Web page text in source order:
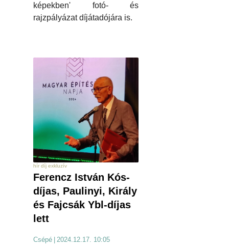
képekben' fotó- és
rajzpályázat díjátadójára is.
hír díj exkluzív
Ferencz István Kós-
díjas, Paulinyi, Király
és Fajcsák Ybl-díjas
lett
Csépé 2024.12.17. 10:05